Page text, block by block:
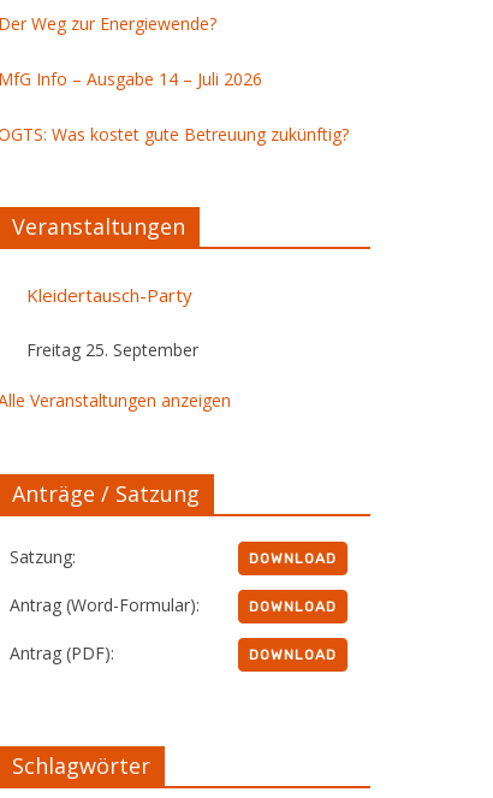
Der Weg zur Energiewende?
MfG Info – Ausgabe 14 – Juli 2026
Was kostet gute Betreuung zukünftig?
Veranstaltungen
Kleidertausch-Party
Freitag 25. September
Veranstaltungen anzeigen
Anträge / Satzung
Satzung: DOWNLOAD
Antrag (Word-Formular): DOWNLOAD
Antrag (PDF): DOWNLOAD
Schlagwörter